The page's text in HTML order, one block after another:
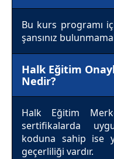
Bu kurs programı
şansınız
Halk Eğitim
Nedir?
Halk Eğitim
sertifikalarda
koduna sahip ise
geçerliliği vardır.